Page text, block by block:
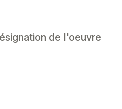
de l'oeuvre